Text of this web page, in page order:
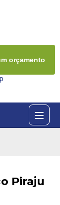
orçamento
piraju
Piraju